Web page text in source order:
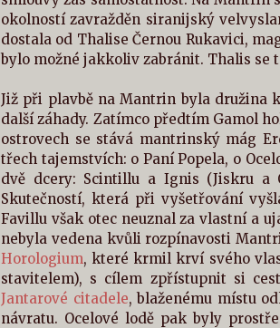
okolností zavražděn siranijský
dostala od Thalise Černou Rukavici,
bylo možné jakkoliv zabránit. Thalis se
Již při plavbě na Mantrin byla družina
další záhady. Zatímco předtím Gamol
ostrovech se stává mantrinský mág
třech tajemstvích: o Paní Popela, o
dvě dcery: Scintillu a Ignis (Jiskru a
Skutečností, která při vyšetřování
Favillu však otec neuznal za vlastní a
nebyla vedena kvůli rozpínavosti
Horologium, které krmil krví svého
stavitelem), s cílem zpřístupnit si
Jantarové citadele, blaženému místu
návratu. Ocelové lodě pak byly